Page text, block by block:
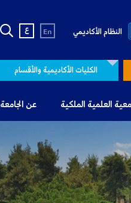
النظام الأكاديمي En ع
الكليات الأكاديمية والأقسام
العلمية الملكية عن الجامعة